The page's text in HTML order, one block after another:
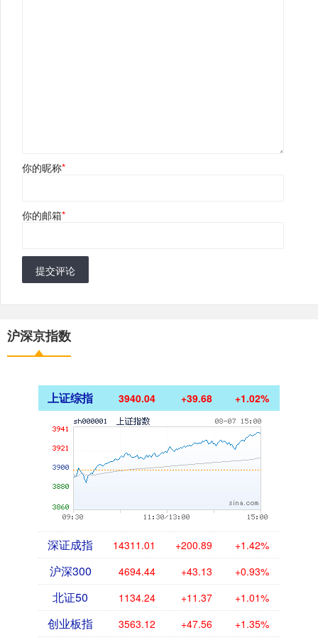
你的昵称*
你的邮箱*
提交评论
沪深京指数
上证综指 3940.04 +39.68 +1.02%
深证成指 14311.01 +200.89 +1.42%
沪深300 4694.44 +43.13 +0.93%
北证50 1134.24 +11.37 +1.01%
创业板指 3563.12 +47.56 +1.35%